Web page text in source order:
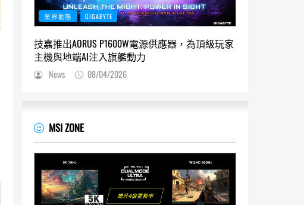
業界動態 GIGABYTE
技嘉推出AORUS P1600W電源供應器，為頂級玩家
主機與地端AI注入旗艦動力
News 08/04/2026
MSI ZONE